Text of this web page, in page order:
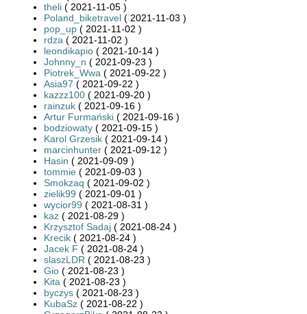
theli ( 2021-11-05 )
Poland_biketravel ( 2021-11-03 )
pop_up ( 2021-11-02 )
rdza ( 2021-11-02 )
leondikapio ( 2021-10-14 )
Johnny_n ( 2021-09-23 )
Piotrek_Wwa ( 2021-09-22 )
Asia97 ( 2021-09-22 )
kazzz100 ( 2021-09-20 )
rainzuk ( 2021-09-16 )
Artur Furmański ( 2021-09-16 )
bodziowaty ( 2021-09-15 )
Karol Grzesik ( 2021-09-14 )
marcinhunter ( 2021-09-12 )
Hasin ( 2021-09-09 )
tommie ( 2021-09-03 )
Smokzaq ( 2021-09-02 )
zielik99 ( 2021-09-01 )
wycior99 ( 2021-08-31 )
kaz ( 2021-08-29 )
Krzysztof Sadaj ( 2021-08-24 )
Krecik ( 2021-08-24 )
Jacek F ( 2021-08-24 )
slaszLDR ( 2021-08-23 )
Gio ( 2021-08-23 )
Kita ( 2021-08-23 )
byczys ( 2021-08-23 )
KubaSz ( 2021-08-22 )